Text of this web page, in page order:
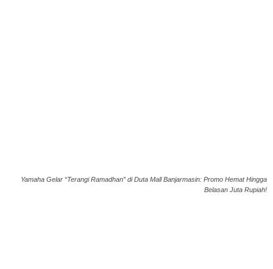
Yamaha Gelar “Terangi Ramadhan” di Duta Mall Banjarmasin: Promo Hemat Hingga
Belasan Juta Rupiah!